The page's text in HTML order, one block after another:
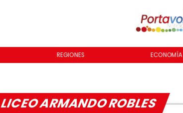
REGIONES ECONOMÍA
LICEO ARMANDO ROBLES